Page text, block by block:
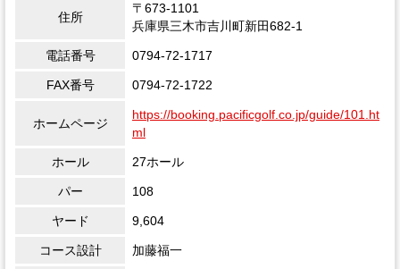
住所
〒673-1101
兵庫県三木市吉川町新田682-1
電話番号 0794-72-1717
FAX番号 0794-72-1722
ホームページ
https://booking.pacificgolf.co.jp/guide/101.ht
ml
ホール 27ホール
パー 108
ヤード 9,604
コース設計 加藤福一